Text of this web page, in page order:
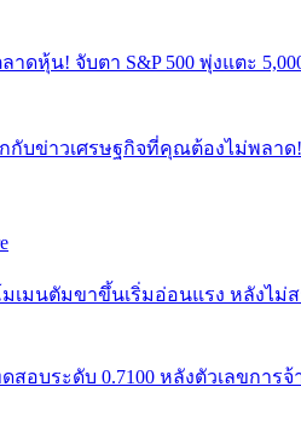
ดหุ้น! จับตา S&P 500 พุ่งแตะ
กับข่าวเศรษฐกิจที่คุณต้องไม่พลาด!
มเมนตัมขาขึ้นเริ่มอ่อนแรง หลังไ
สอบระดับ 0.7100 หลังตัวเลขการ